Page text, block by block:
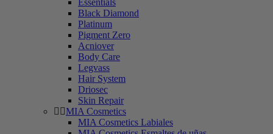
Essentials
Black Diamond
Platinum
Pigment Zero
Acniover
Body Care
Legvass
Hair System
Driosec
Skin Repair
MIA Cosmetics
MIA Cosmetics Labiales